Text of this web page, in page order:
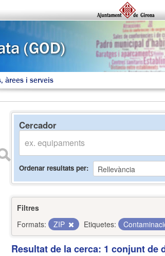
àrees i serveis
Cercador
Ordenar resultats per
Filtres
Formats:
ZIP Etiquetes:
Resultat de la cerca: 1 conjunt de